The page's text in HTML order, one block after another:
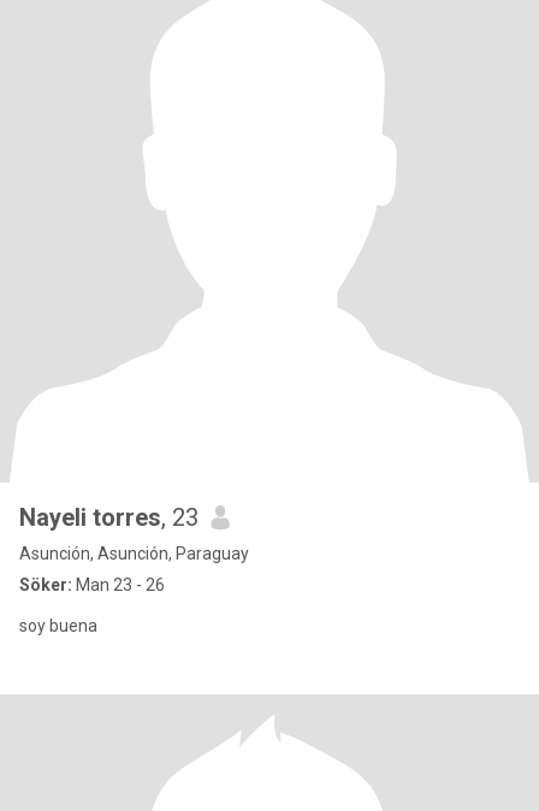
Nayeli torres, 23
Asunción, Asunción, Paraguay
Söker: Man 23 - 26
soy buena